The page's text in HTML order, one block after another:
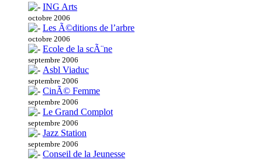
ING Arts
octobre 2006
Les Ã©ditions de l’arbre
octobre 2006
Ecole de la scÃ¨ne
septembre 2006
Asbl Viaduc
septembre 2006
CinÃ© Femme
septembre 2006
Le Grand Complot
septembre 2006
Jazz Station
septembre 2006
Conseil de la Jeunesse